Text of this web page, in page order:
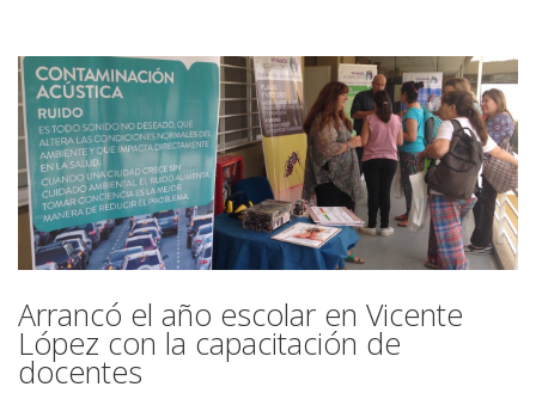
Arrancó el año escolar en Vicente
López con la capacitación de
docentes